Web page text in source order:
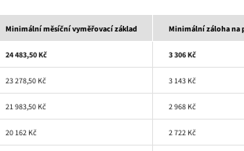
Minimální měsíční vyměřovací základ Minimální záloha na
24 483,50 Kč 3 306 Kč
23 278,50 Kč 3 143 Kč
21 983,50 Kč 2 968 Kč
20 162 Kč 2 722 Kč